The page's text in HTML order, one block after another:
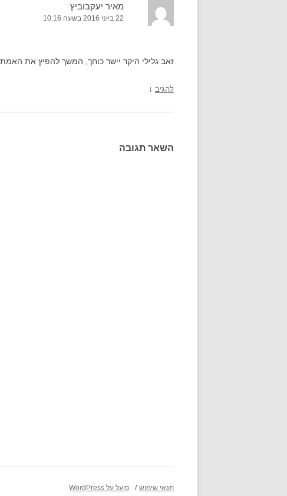
מאיר יעקבוביץ
22 ביוני 2016 בשעה 10:16
זאב גלילי היקר יישר כוחך, המשך להפיץ את
להגיב ↓
השאר תגובה
תנאי שימוש פועל על WordPress